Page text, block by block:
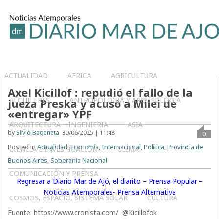
ACTUALIDAD AFRICA AGRICULTURA
ALQUILERES ANTROPOLOGÍA Y ARQUEOLOGÍA
ARQUITECTURA – INGENIERIA ASIA
CIENCIA E INVESTIGACIÓN CLIMA
COMUNICACIÓN Y PRENSA
COSMOS, ESPACIO, SISTEMA SOLAR CULTURA
Axel Kicillof : repudió el fallo de la
jueza Preska y acusó a Milei de
«entregar» YPF
by Silvio Bageneta 30/06/2025 | 11:48
0
Posted inActualidad,Economía,Internacional,Política,Provincia de
Buenos Aires,Soberanía Nacional
Regresar a Diario Mar de Ajó, el diarito – Prensa Popular –
Noticias Atemporales- Prensa Alternativa
Fuente: https://www.cronista.com/ @Kicillofok